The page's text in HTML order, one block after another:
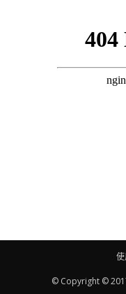
© Copyright ©